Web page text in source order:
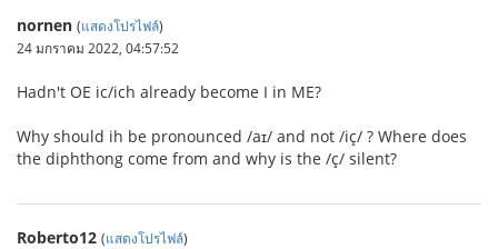
nornen (แสดงโปรไฟล์)
24 มกราคม 2022, 04:57:52
Hadn't OE ic/ich already become I in ME?
Why should ih be pronounced /aɪ/ and not /iç/ ? Where does
the diphthong come from and why is the /ç/ silent?
Roberto12 (แสดงโปรไฟล์)